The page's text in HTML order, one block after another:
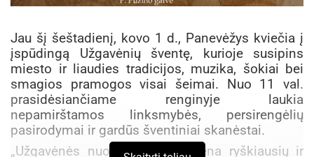
Jau šį šeštadienį, kovo 1 d., Panevėžys kviečia į
įspūdingą Užgavėnių šventę, kurioje susipins
miesto ir liaudies tradicijos, muzika, šokiai bei
smagios pramogos visai šeimai. Nuo 11 val.
prasidėsiančiame renginyje laukia
nepamirštamos linksmybės, persirengėlių
pasirodymai ir gardūs šventiniai skanėstai.
„Užgavėnės nuo seno buvo viena ryškiausių ir